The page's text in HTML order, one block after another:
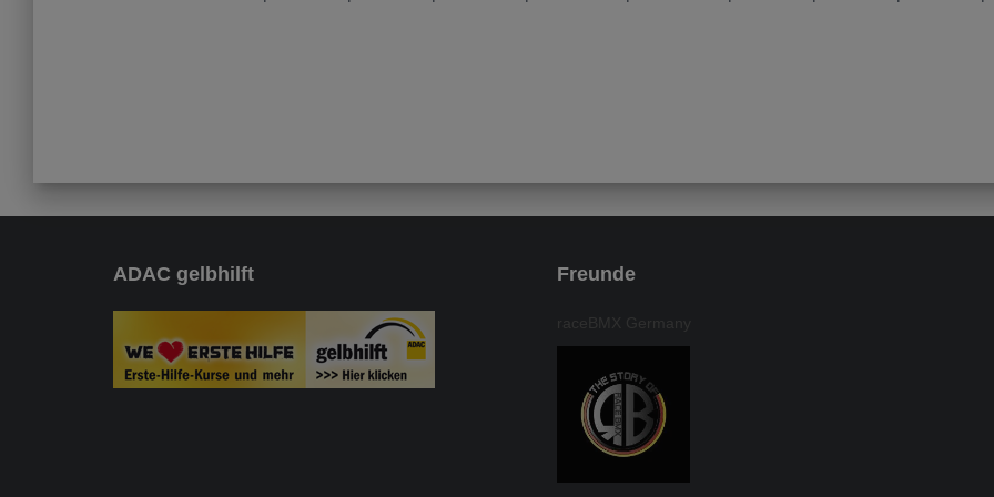
ADAC gelbhilft Freunde